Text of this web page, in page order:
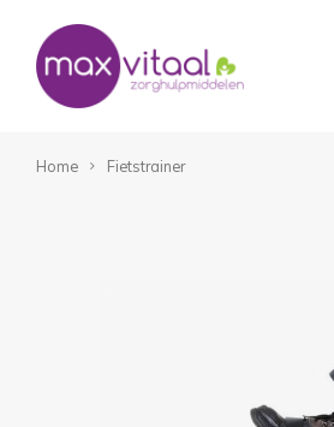
Home Fietstrainer